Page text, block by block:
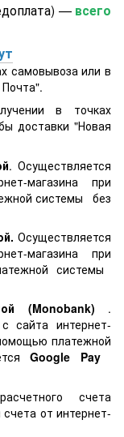
— всего
самовывоза или в
в точках
доставки "Новая
. Осуществляется
магазина при
системы
без
Осуществляется
магазина при
системы
(Monobank) .
сайта интернет-
платежной
Google Pay
счета
от интернет-